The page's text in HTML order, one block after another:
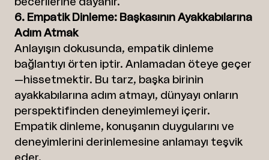
6. Empatik Dinleme: Başkasının Ayakkabılarına
Adım Atmak
Anlayışın dokusunda, empatik dinleme
bağlantıyı örten iptir. Anlamadan öteye geçer
—hissetmektir. Bu tarz, başka birinin
ayakkabılarına adım atmayı, dünyayı onların
perspektifinden deneyimlemeyi içerir.
Empatik dinleme, konuşanın duygularını ve
deneyimlerini derinlemesine anlamayı teşvik
eder.